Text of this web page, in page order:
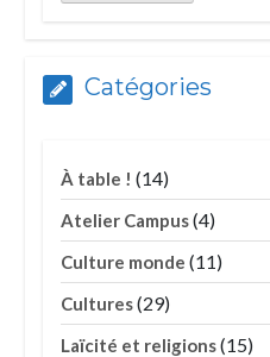
Catégories
À table ! (14)
Atelier Campus(4)
Culture monde (11)
Cultures(29)
Laïcité et religions(15)